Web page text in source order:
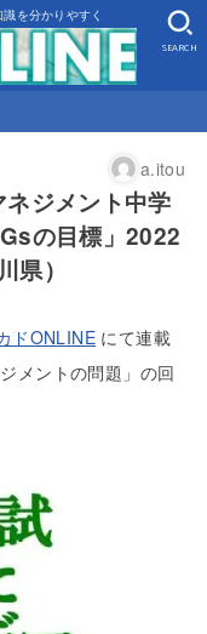
を分かりやすく
SEARCH
a.itou
ジメント中学
の目標」2022
県）
ドONLINE にて連載
メントの問題」の回